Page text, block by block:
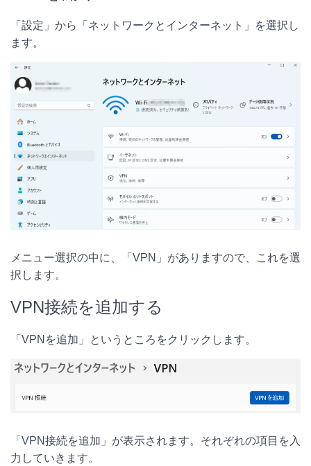
「設定」から「ネットワークとインターネット」を選択し
ます。
メニュー選択の中に、「VPN」がありますので、これを選
択します。
VPN接続を追加する
「VPNを追加」というところをクリックします。
「VPN接続を追加」が表示されます。それぞれの項目を入
力していきます。